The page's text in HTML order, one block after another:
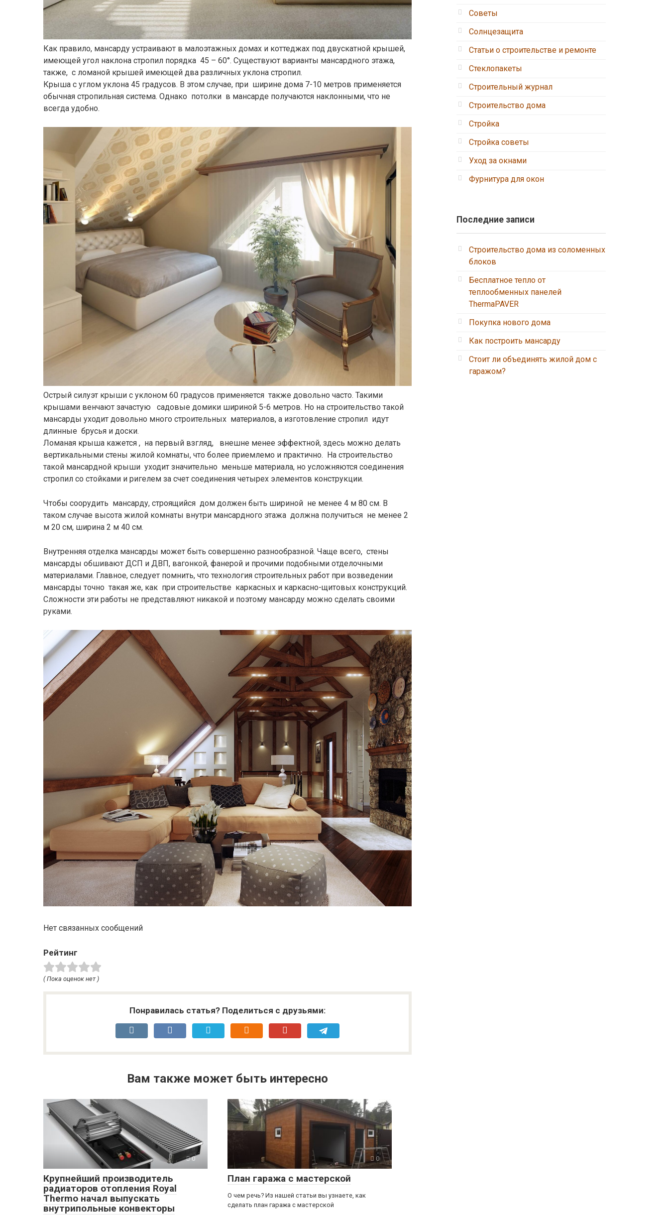
Как правило, мансарду устраивают в малоэтажных домах и коттеджах под двускатной крышей,
имеющей угол наклона стропил порядка 45 – 60°. Существуют варианты мансардного этажа,
также, с ломаной крышей имеющей два различных уклона стропил.
Крыша с углом уклона 45 градусов. В этом случае, при ширине дома 7-10 метров применяется
обычная стропильная система. Однако потолки в мансарде получаются наклонными, что не
всегда удобно.
Острый силуэт крыши с уклоном 60 градусов применяется также довольно часто. Такими
крышами венчают зачастую садовые домики шириной 5-6 метров. Но на строительство такой
мансарды уходит довольно много строительных материалов, а изготовление стропил идут
длинные брусья и доски.
Ломаная крыша кажется , на первый взгляд, внешне менее эффектной, здесь можно делать
вертикальными стены жилой комнаты, что более приемлемо и практично. На строительство
такой мансардной крыши уходит значительно меньше материала, но усложняются соединения
стропил со стойками и ригелем за счет соединения четырех элементов конструкции.
Чтобы соорудить мансарду, строящийся дом должен быть шириной не менее 4 м 80 см. В
таком случае высота жилой комнаты внутри мансардного этажа должна получиться не менее 2
м 20 см, ширина 2 м 40 см.
Внутренняя отделка мансарды может быть совершенно разнообразной. Чаще всего, стены
мансарды обшивают ДСП и ДВП, вагонкой, фанерой и прочими подобными отделочными
материалами. Главное, следует помнить, что технология строительных работ при возведении
мансарды точно такая же, как при строительстве каркасных и каркасно-щитовых конструкций.
Сложности эти работы не представляют никакой и поэтому мансарду можно сделать своими
руками.
Нет связанных сообщений
Рейтинг
( Пока оценок нет )
Понравилась статья? Поделиться с друзьями:
Вам также может быть интересно
0
Крупнейший производитель
радиаторов отопления Royal
Thermo начал выпускать
внутрипольные конвекторы
0
План гаража с мастерской
О чем речь? Из нашей статьи вы узнаете, как
сделать план гаража с мастерской
Советы
Солнцезащита
Статьи о строительстве и ремонте
Стеклопакеты
Строительный журнал
Строительство дома
Стройка
Стройка советы
Уход за окнами
Фурнитура для окон
Последние записи
Строительство дома из соломенных
блоков
Бесплатное тепло от
теплообменных панелей
ThermaPAVER
Покупка нового дома
Как построить мансарду
Стоит ли объединять жилой дом с
гаражом?